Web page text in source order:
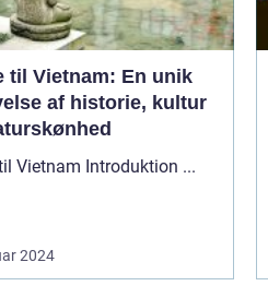
til Vietnam: En unik
af historie, kultur
Rejse til Vietnam Introduktion ...
2024